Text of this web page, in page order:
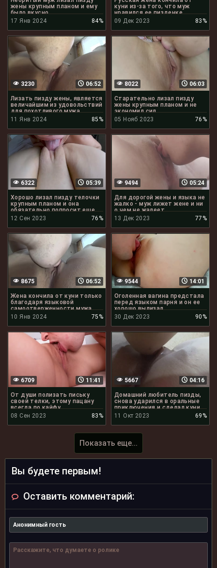
жены крупным планом и ему
было вкусно
17 Янв 2024
84%
куни из-за того, что муж
нравился ее пизденке
09 Дек 2023
83%
06:52
3230
Лизать пизду жены, является
величайшим из удовольствий
для похотливого мужа
11 Янв 2024
85%
06:03
8022
Старательно лизал пизду
жены крупным планом и не
экономил сил
05 Нояб 2023
76%
05:39
6322
Хорошо лизал пизду телочки
крупным планом и она
обязательно попросит еще
12 Сен 2023
76%
05:24
9494
Для дорогой жены и языка не
жалко - муж лижет жене и ни
о чем не жалеет
13 Дек 2023
77%
06:52
8675
Жена кончила от куни только
благодаря языковой
самоотверженности мужа
10 Янв 2024
75%
14:01
9544
Оголенная вагина предстала
перед языком парня и он ее
хорошо вылизал
30 Дек 2023
90%
11:41
6709
От души полизать письку
своей телки, этому пацану
всегда по кайфу
08 Сен 2023
83%
04:16
5667
Домашний любитель пизды,
снова ударился в оральные
приключения и сделал куни
11 Окт 2023
69%
Показать еще...
Вы будете первым!
Оставить комментарий: